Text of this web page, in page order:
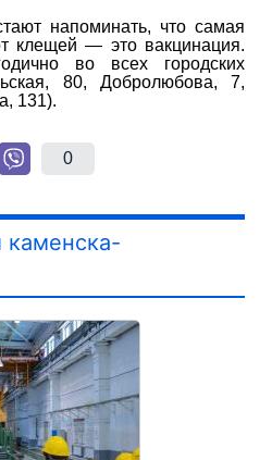
напоминать, что самая
клещей — это вакцинация.
во всех городских
80, Добролюбова, 7,
131).
0
каменска-